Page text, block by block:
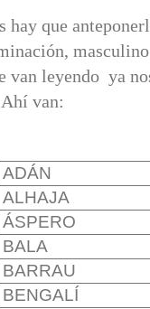
hay que
van leyendo ya
van:
ADÁN
ALHAJA
ÁSPERO
BALA
BARRAU
BENGALÍ